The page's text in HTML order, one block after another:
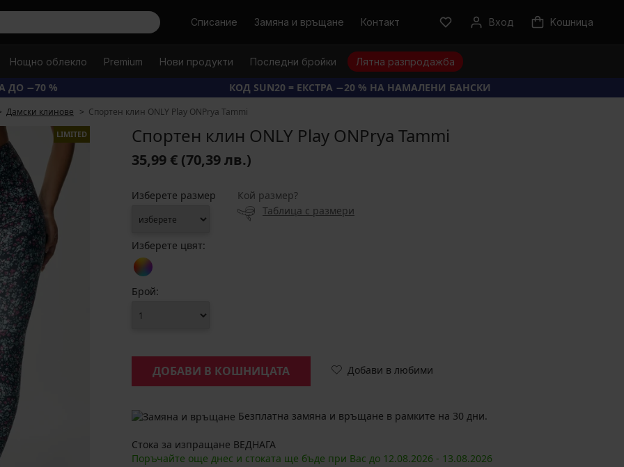
ТърсиСписание Замяна и връщане Контакт Вход Kошница
Нощно облекло Premium Нови продукти Последни бройки Лятна разпродажба
ДО −70 % КОД SUN20 = ЕКСТРА −20 % НА НАМАЛЕНИ БАНСКИ
Дамски клинове Спортен клин ONLY Play ONPrya Tammi
LIMITED Спортен клин ONLY Play ONPrya Tammi
35,99 € (70,39 лв.)
Изберете размер
Кой размер?
Таблица с размери
Изберете цвят:
Брой:
ДОБАВИ В КОШНИЦАТА Добави в любими
Безплатна замяна и връщане в рамките на 30 дни.
Стока за изпращане ВЕДНАГА
Поръчайте още днес и стоката ще бъде при Вас до 12.08.2026 - 13.08.2026